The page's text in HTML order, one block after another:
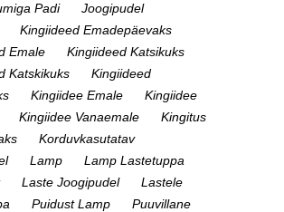
Padi
Joogipudel
Kingiideed Emadepäevaks
Emale
Kingiideed Katsikuks
Katskikuks
Kingiideed
Kingiidee Emale
Kingiidee
Kingiidee Vanaemale
Kingitus
Korduvkasutatav
Lamp
Lamp Lastetuppa
Laste Joogipudel
Lastele
Puidust Lamp
Puuvillane